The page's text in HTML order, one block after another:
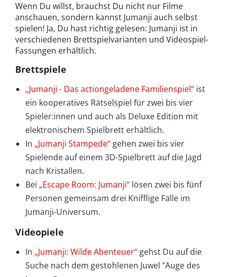
Wenn Du willst, brauchst Du nicht nur Filme
anschauen, sondern kannst Jumanji auch selbst
spielen! Ja, Du hast richtig gelesen: Jumanji ist in
verschiedenen Brettspielvarianten und Videospiel-
Fassungen erhältlich.
Brettspiele
„Jumanji - Das actiongeladene Familienspiel“ ist
ein kooperatives Rätselspiel für zwei bis vier
Spieler:innen und auch als Deluxe Edition mit
elektronischem Spielbrett erhältlich.
In „Jumanji Stampede“ gehen zwei bis vier
Spielende auf einem 3D-Spielbrett auf die Jagd
nach Kristallen.
Bei „Escape Room: Jumanji“ lösen zwei bis fünf
Personen gemeinsam drei Knifflige Fälle im
Jumanji-Universum.
Videopiele
In „Jumanji: Wilde Abenteuer“ gehst Du auf die
Suche nach dem gestohlenen Juwel "Auge des